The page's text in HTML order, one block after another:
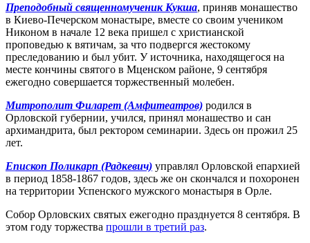
Преподобный священномученик Кукша, приняв монашество
в Киево-Печерском монастыре, вместе со своим учеником
Никоном в начале 12 века пришел с христианской
проповедью к вятичам, за что подвергся жестокому
преследованию и был убит. У источника, находящегося на
месте кончины святого в Мценском районе, 9 сентября
ежегодно совершается торжественный молебен.
Митрополит Филарет (Амфитеатров) родился в
Орловской губернии, учился, принял монашество и сан
архимандрита, был ректором семинарии. Здесь он прожил 25
лет.
Епископ Поликарп (Радкевич) управлял Орловской епархией
в период 1858-1867 годов, здесь же он скончался и похоронен
на территории Успенского мужского монастыря в Орле.
Собор Орловских святых ежегодно празднуется 8 сентября. В
этом году торжества прошли в третий раз.